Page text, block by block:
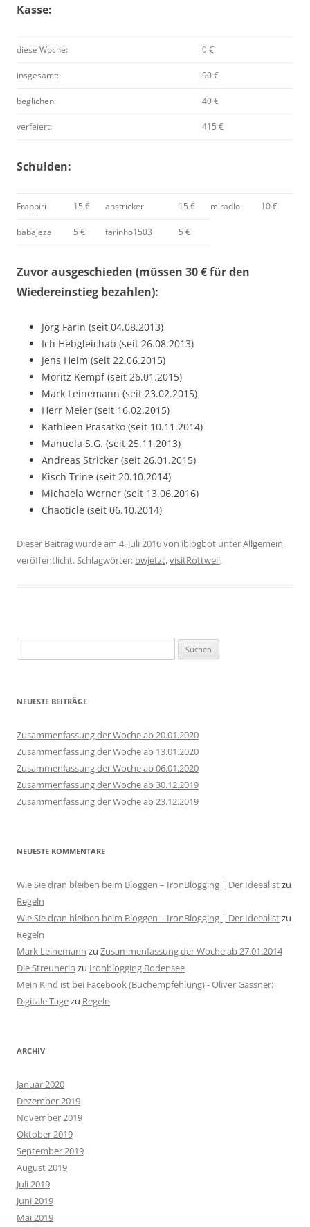
Kasse:
diese Woche: 0 €
insgesamt: 90 €
beglichen: 40 €
verfeiert: 415 €
Schulden:
Frappiri 15 € anstricker 15 € miradlo 10 €
babajeza 5 € farinho1503 5 €
Zuvor ausgeschieden (müssen 30 € für den
Wiedereinstieg bezahlen):
Jörg Farin (seit 04.08.2013)
Ich Hebgleichab (seit 26.08.2013)
Jens Heim (seit 22.06.2015)
Moritz Kempf (seit 26.01.2015)
Mark Leinemann (seit 23.02.2015)
Herr Meier (seit 16.02.2015)
Kathleen Prasatko (seit 10.11.2014)
Manuela S.G. (seit 25.11.2013)
Andreas Stricker (seit 26.01.2015)
Kisch Trine (seit 20.10.2014)
Michaela Werner (seit 13.06.2016)
Chaoticle (seit 06.10.2014)
Dieser Beitrag wurde am 4. Juli 2016von iblogbot unterAllgemein
veröffentlicht. Schlagwörter: bwjetzt,visitRottweil.
nach:
NEUESTE BEITRÄGE
Zusammenfassung der Woche ab 20.01.2020
Zusammenfassung der Woche ab 13.01.2020
Zusammenfassung der Woche ab 06.01.2020
Zusammenfassung der Woche ab 30.12.2019
Zusammenfassung der Woche ab 23.12.2019
NEUESTE KOMMENTARE
Wie Sie dran bleiben beim Bloggen – IronBlogging | Der Ideealistzu
Regeln
Wie Sie dran bleiben beim Bloggen – IronBlogging | Der Ideealistzu
Regeln
Mark Leinemann zu Zusammenfassung der Woche ab 27.01.2014
Die Streunerin zu Ironblogging Bodensee
Mein Kind ist bei Facebook (Buchempfehlung) - Oliver Gassner:
Digitale Tagezu Regeln
ARCHIV
Januar 2020
Dezember 2019
November 2019
Oktober 2019
September 2019
August 2019
Juli 2019
Juni 2019
Mai 2019